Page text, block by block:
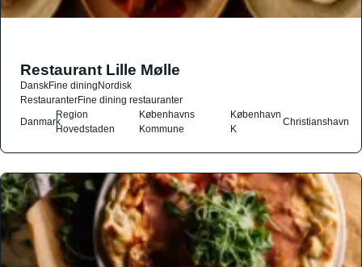
Restaurant Lille Mølle
DanskFine diningNordisk
RestauranterFine dining restauranter
Danmark
Region
Hovedstaden
Københavns
Kommune
København
K
Christianshavn